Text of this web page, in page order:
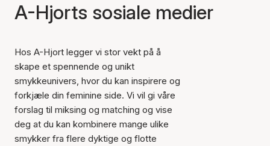
A-Hjorts sosiale medier
Hos A-Hjort legger vi stor vekt på å
skape et spennende og unikt
smykkeunivers, hvor du kan inspirere og
forkjæle din feminine side. Vi vil gi våre
forslag til miksing og matching og vise
deg at du kan kombinere mange ulike
smykker fra flere dyktige og flotte